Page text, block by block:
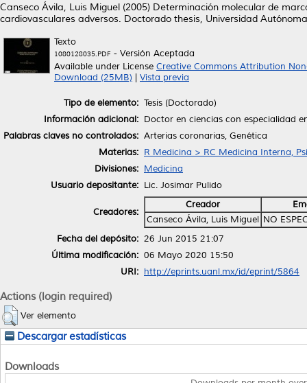
Canseco Ávila, Luis Miguel (2005) Determinación molecular de
cardiovasculares adversos. Doctorado thesis, Universidad
Texto
1080128035.PDF - Versión Aceptada
Available under License Creative Commons Attribution
Download (25MB)
Vista previa
Tipo de elemento: Tesis (Doctorado)
Información adicional: Doctor en ciencias con especialidad
Palabras claves no controlados: Arterias coronarias, Genética
Materias: R Medicina > RC Medicina Interna,
Divisiones: Medicina
Usuario depositante: Lic. Josimar Pulido
Creadores:
Creador
Canseco Ávila, Luis Miguel NO
Fecha del depósito: 26 Jun 2015 21:07
Última modificación: 06 Mayo 2020 15:50
URI: http://eprints.uanl.mx/id/eprint/5864
Actions (login required)
Ver elemento
Descargar estadísticas
Downloads